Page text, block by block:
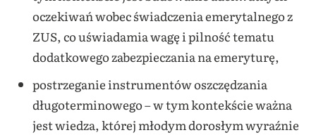
oczekiwań wobec świadczenia emerytalnego z
ZUS, co uświadamia wagę i pilność tematu
dodatkowego zabezpieczania na emeryturę,
postrzeganie instrumentów oszczędzania
długoterminowego – w tym kontekście ważna
jest wiedza, której młodym dorosłym wyraźnie